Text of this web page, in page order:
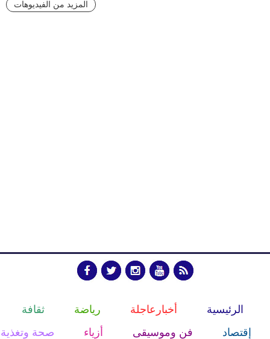
المزيد من الفيديوهات
الرئيسية أخبارعاجلة رياضة
ثقافة
إقتصاد
فن وموسيقى أزياء
صحة وتغذية